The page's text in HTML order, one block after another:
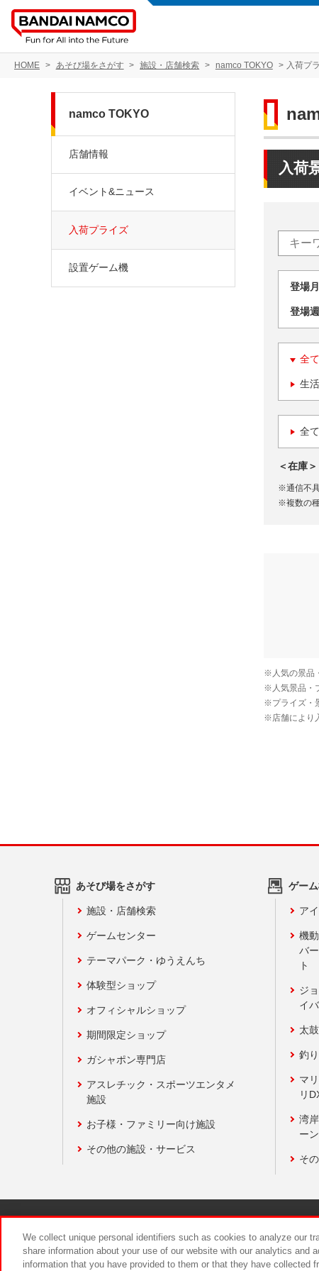
HOME あそび場をさがす 施設・店舗検索 namco TOKYO 入荷プ
入荷
登場
登場
全
生
全
＜在庫＞
※通信不
※複数の
namco TOKYO
店舗情報
イベント&ニュース
入荷プライズ
設置ゲーム機
あそび場をさがす
施設・店舗検索
ゲームセンター
テーマパーク・ゆうえんち
体験型ショップ
オフィシャルショップ
期間限定ショップ
ガシャポン専門店
アスレチック・スポーツエンタメ
施設
お子様・ファミリー向け施設
その他の施設・サービス
ゲー
ア
機
バ
ト
ジ
イ
太
釣
マ
リ
湾
ー
そ
食品のご
We collect unique personal identifiers such as cookies to analyze our
share information about your use of our website with our analytics and
information that you have provided to them or that they have collected